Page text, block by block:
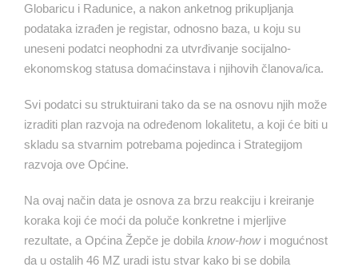
Globaricu i Radunice, a nakon anketnog prikupljanja
podataka izrađen je registar, odnosno baza, u koju su
uneseni podatci neophodni za utvrđivanje socijalno-
ekonomskog statusa domaćinstava i njihovih članova/ica.
Svi podatci su struktuirani tako da se na osnovu njih može
izraditi plan razvoja na određenom lokalitetu, a koji će biti u
skladu sa stvarnim potrebama pojedinca i Strategijom
razvoja ove Općine.
Na ovaj način data je osnova za brzu reakciju i kreiranje
koraka koji će moći da poluče konkretne i mjerljive
rezultate, a Općina Žepče je dobila know-how i mogućnost
da u ostalih 46 MZ uradi istu stvar kako bi se dobila